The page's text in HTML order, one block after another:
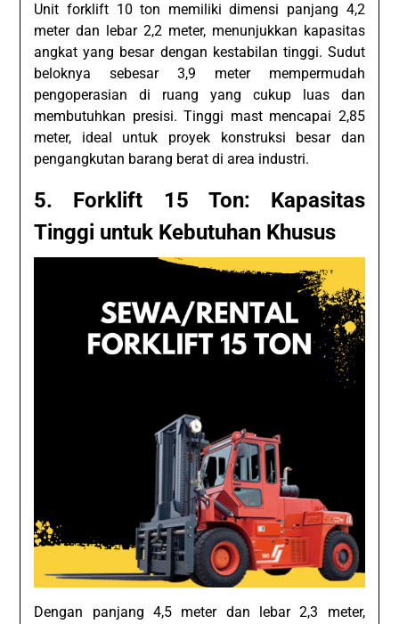
Unit forklift 10 ton memiliki dimensi panjang 4,2
meter dan lebar 2,2 meter, menunjukkan kapasitas
angkat yang besar dengan kestabilan tinggi. Sudut
beloknya sebesar 3,9 meter mempermudah
pengoperasian di ruang yang cukup luas dan
membutuhkan presisi. Tinggi mast mencapai 2,85
meter, ideal untuk proyek konstruksi besar dan
pengangkutan barang berat di area industri.
5. Forklift 15 Ton: Kapasitas
Tinggi untuk Kebutuhan Khusus
Dengan panjang 4,5 meter dan lebar 2,3 meter,